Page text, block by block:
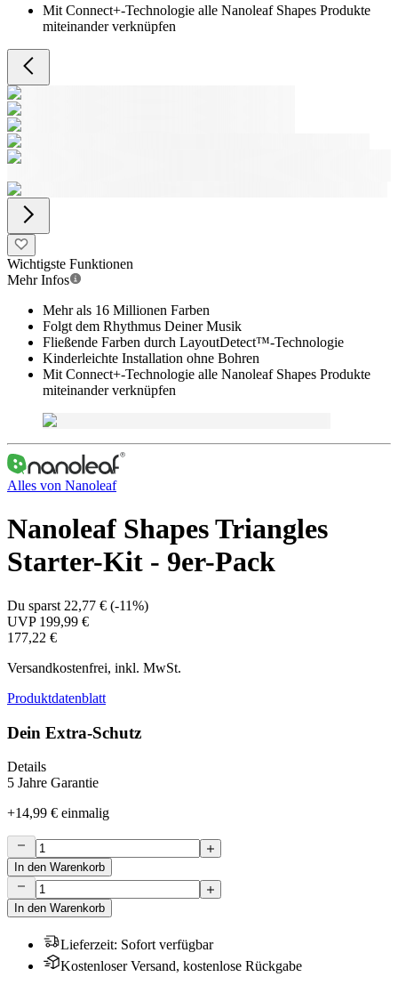
Mit Connect+-Technologie alle Nanoleaf Shapes Produkte
miteinander verknüpfen
Wichtigste Funktionen
Mehr Infos
Mehr als 16 Millionen Farben
Folgt dem Rhythmus Deiner Musik
Fließende Farben durch LayoutDetect™-Technologie
Kinderleichte Installation ohne Bohren
Mit Connect+-Technologie alle Nanoleaf Shapes Produkte
miteinander verknüpfen
Alles von Nanoleaf
Nanoleaf Shapes Triangles
Starter-Kit - 9er-Pack
Du sparst 22,77 € (-11%)
UVP 199,99 €
177,22 €
Versandkostenfrei, inkl. MwSt.
Produktdatenblatt
Dein Extra-Schutz
Details
5 Jahre Garantie
+14,99 € einmalig
In den Warenkorb
In den Warenkorb
Lieferzeit: Sofort verfügbar
Kostenloser Versand, kostenlose Rückgabe